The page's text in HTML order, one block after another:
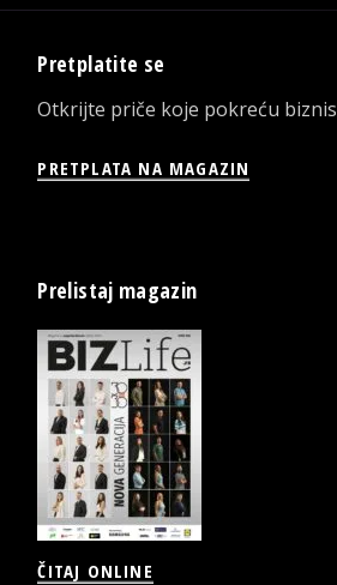
Pretplatite se
Otkrijte priče koje pokreću biznis
PRETPLATA NA MAGAZIN
Prelistaj magazin
ČITAJ ONLINE